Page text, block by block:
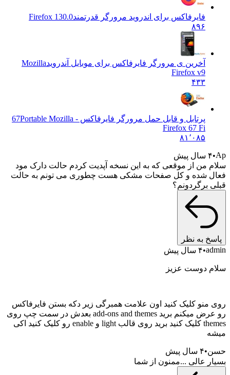
فایرفاکس برای اندروید مرورگر قدرتمندFirefox 130.0
۸۹۶
آخرین ی مرورگر فایرفاکس برای موبایل آندرویدMozilla
Firefox v9
۴۳۳
پرتابل و قابل حمل مرورگر فایرفاکس - 67 Portable Mozilla
Firefox 67 Fi
۸۱٬۰۸۵
Ap ۴ سال پیش
سلام من از موقعی که به این نسخه آپدیت کردم حالت دارک مود
فعال شده و کل صفحات مشکی هست چطوری می تونم به حالت
قبلی برگردونم؟
پاسخ به نظر
admin ۴ سال پیش
سلام دوست عزیز
روی منو کلیک کنید اون علامت همبرگی زیر دکه بستن فایرفاکس
رو عرض میکنم برید add-ons and themes بعدش در سمت چپ روی
themes کلیک کنید برید روی قالب light و enable رو کلیک کنید اکی
میشه
حسن ۴ سال پیش
بسیار عالی ...ممنون از شما